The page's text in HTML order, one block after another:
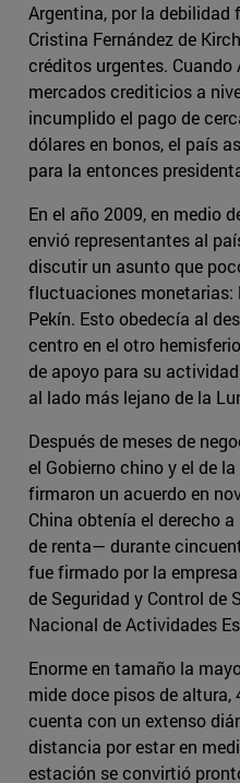
Argentina, por la debilidad
Cristina Fernández de
créditos urgentes.
mercados crediticios a
incumplido el pago de
dólares en bonos, el país
para la entonces
En el año 2009, en medio
envió representantes al
discutir un asunto que
fluctuaciones monetarias:
Pekín. Esto obedecía al
centro en el otro
de apoyo para su
al lado más lejano de la
Después de meses de
el Gobierno chino y el de
firmaron un acuerdo en
China obtenía el derecho
de renta— durante
fue firmado por la
de Seguridad y Control de
Nacional de Actividades
Enorme en tamaño la
mide doce pisos de altura,
cuenta con un extenso
distancia por estar en
estación se convirtió